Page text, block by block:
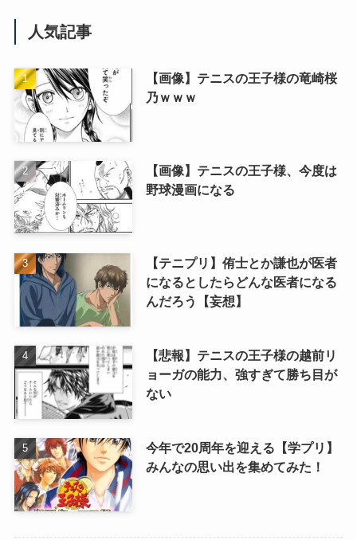
人気記事
【画像】テニスの王子様の竜崎桜
乃ｗｗｗ
【画像】テニスの王子様、今度は
野球漫画になる
【テニプリ】侑士とか謙也が医者
になるとしたらどんな医者になる
んだろう【妄想】
【悲報】テニスの王子様の越前リ
ョーガの能力、強すぎて勝ち目が
ない
今年で20周年を迎える【学プリ】
みんなの思い出を集めてみた！